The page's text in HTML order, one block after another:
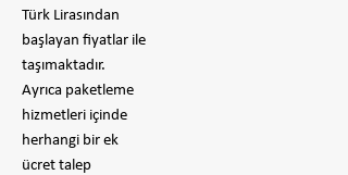
Türk Lirasından
başlayan fiyatlar ile
taşımaktadır.
Ayrıca paketleme
hizmetleri içinde
herhangi bir ek
ücret talep